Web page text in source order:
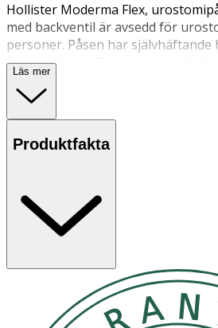
Hollister Moderma Flex,
med backventil är avsedd för
personer. Påsen har självhäftande
fördjupningar. Dessa avses minska
kommer i kontakt med plattan.
urinuppsamlings-påse med hjälp av
sammankopplingsrör. Dessa kan
Läs mer
Produktfakta